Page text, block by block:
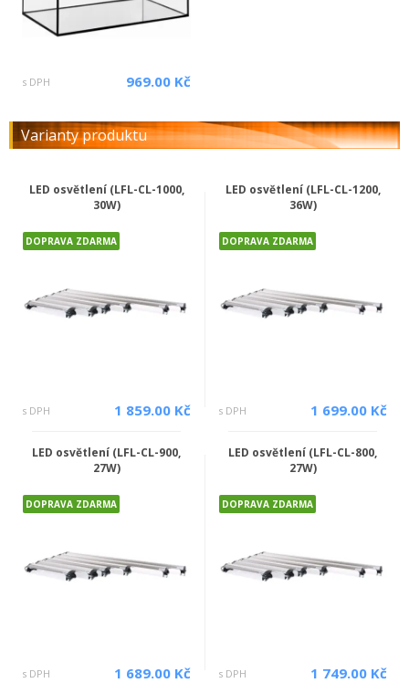
s DPH 969.00 Kč
Varianty produktu
LED osvětlení (LFL-CL-1000,
30W)
DOPRAVA ZDARMA
s DPH 1 859.00 Kč
LED osvětlení (LFL-CL-1200,
36W)
DOPRAVA ZDARMA
s DPH 1 699.00 Kč
LED osvětlení (LFL-CL-900,
27W)
DOPRAVA ZDARMA
s DPH 1 689.00 Kč
LED osvětlení (LFL-CL-800,
27W)
DOPRAVA ZDARMA
s DPH 1 749.00 Kč